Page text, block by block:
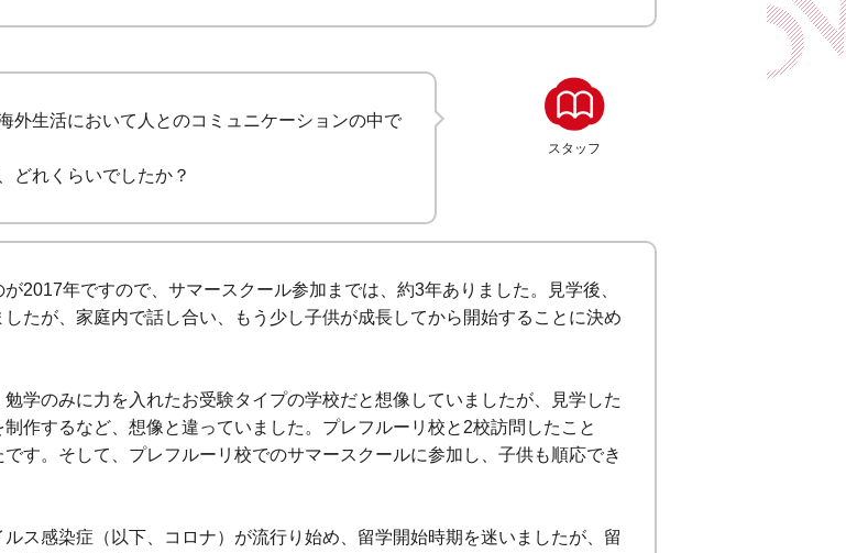
スタッフ
外生活において人とのコミュニケーションの中で
どれくらいでしたか？
2017年ですので、サマースクール参加までは、約3年ありました。見学後、
たが、家庭内で話し合い、もう少し子供が成長してから開始することに決め
学のみに力を入れたお受験タイプの学校だと想像していましたが、見学した
作するなど、想像と違っていました。プレフルーリ校と2校訪問したこと
す。そして、プレフルーリ校でのサマースクールに参加し、子供も順応でき
ス感染症（以下、コロナ）が流行り始め、留学開始時期を迷いましたが、留